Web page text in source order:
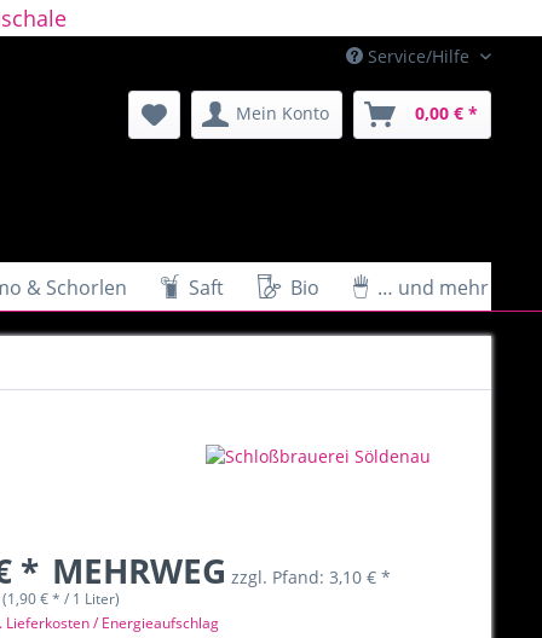
Service/Hilfe
Mein Konto 0,00 € *
& Schorlen Saft Bio … und mehr
* MEHRWEG zzgl. Pfand: 3,10 € *
€ * / 1 Liter)
Lieferkosten / Energieaufschlag